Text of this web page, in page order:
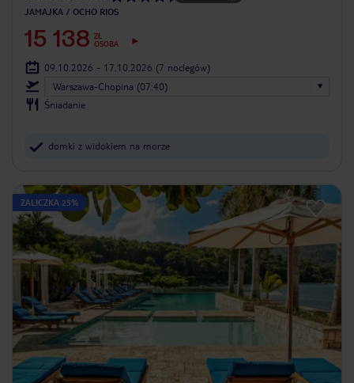
JAMAJKA OCHO RIOS
15 138 ZŁ
OSOBA
09.10.2026 - 17.10.2026 (7 noclegów)
Warszawa-Chopina (07:40)
Śniadanie
domki z widokiem na morze
ZALICZKA 25%